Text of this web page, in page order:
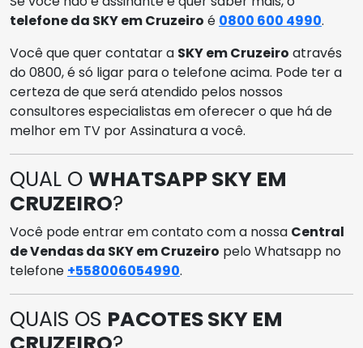
telefone da SKY em Cruzeiro é 0800 600 4990.
Você que quer contatar a SKY em Cruzeiro através
do 0800, é só ligar para o telefone acima. Pode ter a
certeza de que será atendido pelos nossos
consultores especialistas em oferecer o que há de
melhor em TV por Assinatura a você.
QUAL O WHATSAPP SKY EM
CRUZEIRO?
Você pode entrar em contato com a nossa Central
de Vendas da SKY em Cruzeiro pelo Whatsapp no
telefone +558006054990.
QUAIS OS PACOTES SKY EM